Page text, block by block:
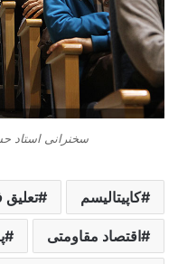
سخنرانی استاد
کاپیتالیسم
اقتصاد مقاومتی